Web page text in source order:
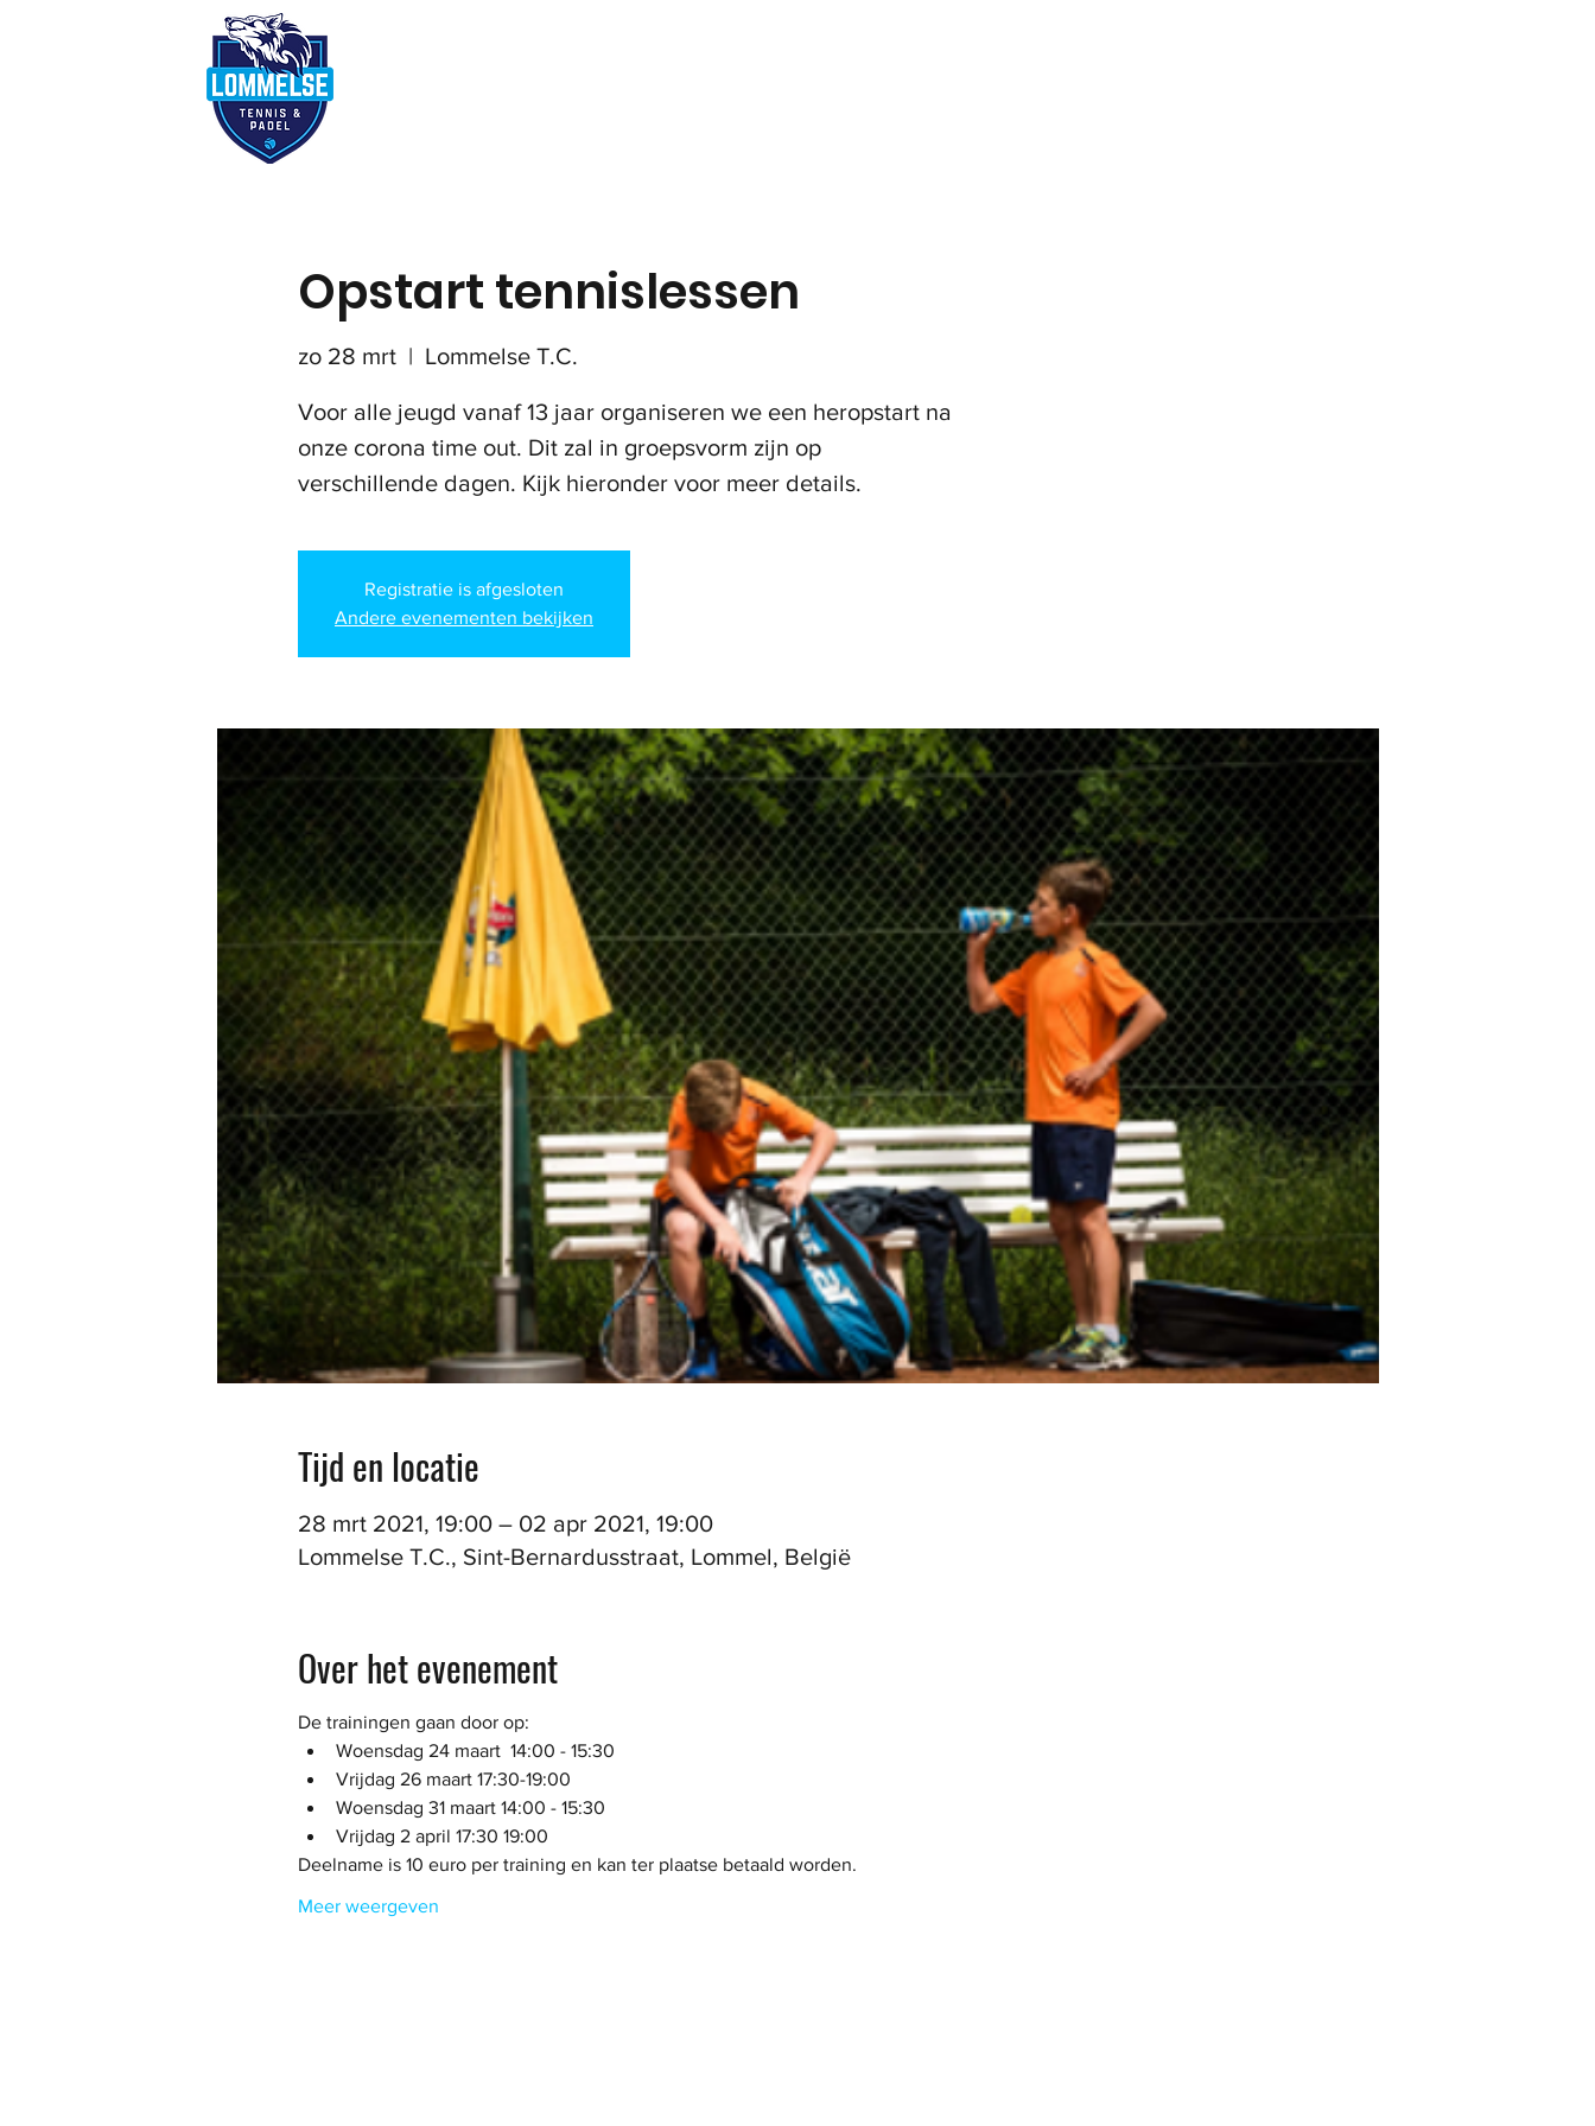
Opstart tennislessen
zo 28 mrt
  |
Lommelse T.C.
Voor alle jeugd vanaf 13 jaar organiseren we een heropstart na
onze corona time out. Dit zal in groepsvorm zijn op
verschillende dagen. Kijk hieronder voor meer details.
Registratie is afgesloten
Andere evenementen bekijken
Tijd en locatie
28 mrt 2021, 19:00 – 02 apr 2021, 19:00
Lommelse T.C., Sint-Bernardusstraat, Lommel, België
Over het evenement
De trainingen gaan door op:
Woensdag 24 maart  14:00 - 15:30
Vrijdag 26 maart 17:30-19:00
Woensdag 31 maart 14:00 - 15:30
Vrijdag 2 april 17:30 19:00
Deelname is 10 euro per training en kan ter plaatse betaald worden.
Meer weergeven